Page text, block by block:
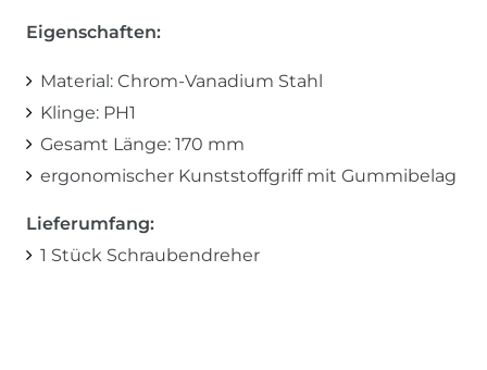
Eigenschaften:
Material: Chrom-Vanadium Stahl
Klinge: PH1
Gesamt Länge: 170 mm
ergonomischer Kunststoffgriff mit Gummibelag
Lieferumfang:
1 Stück Schraubendreher